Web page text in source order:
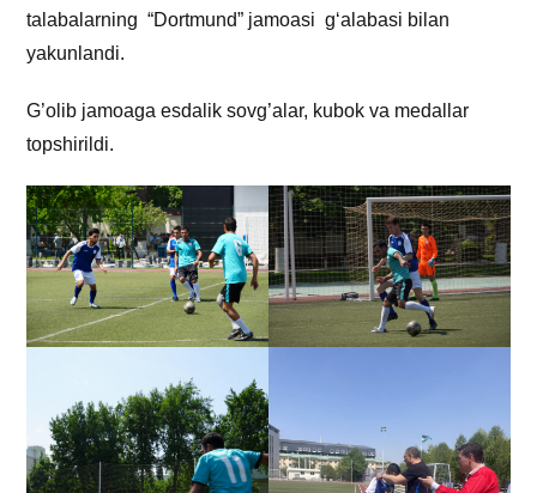
talabalarning “Dortmund” jamoasi g‘alabasi bilan
yakunlandi.
G’olib jamoaga esdalik sovg’alar, kubok va medallar
topshirildi.